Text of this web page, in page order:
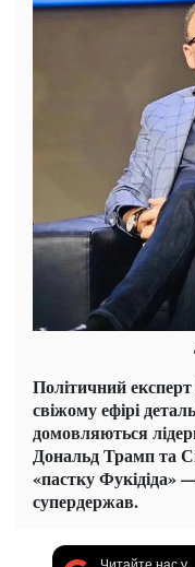
Політичний
свіжому ефірі
домовляються
Дональд Трамп та
«пастку Фукідіда»
супердержав.